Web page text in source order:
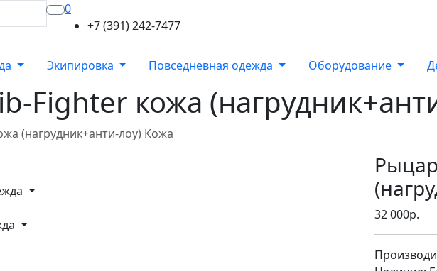
0
+7 (391) 242-7477
Экипировка Повседневная одежда Оборудование
Fighter кожа
(нагрудник+анти-лоу) Кожа
32 000р.